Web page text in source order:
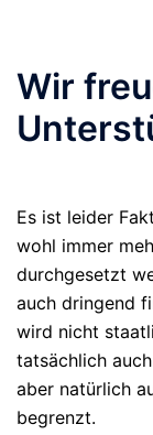
Wir
Es ist leider
wohl immer
durchgesetzt
auch dringend
wird nicht
tatsächlich
aber natürlich
begrenzt.